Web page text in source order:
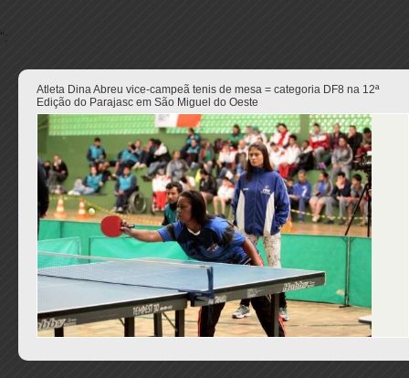
";
Atleta Dina Abreu vice-campeã tenis de mesa = categoria DF8 na 12ª
Edição do Parajasc em São Miguel do Oeste